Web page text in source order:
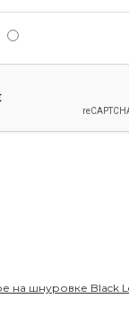
на шнуровке Black